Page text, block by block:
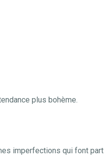
plus bohème.
imperfections qui font